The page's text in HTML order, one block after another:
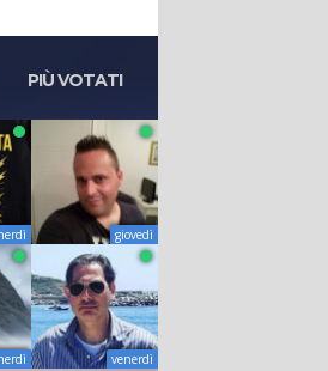
PIÙ VOTATI
giovedì
venerdì